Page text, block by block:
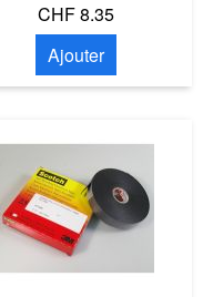
CHF 8.35
Ajouter